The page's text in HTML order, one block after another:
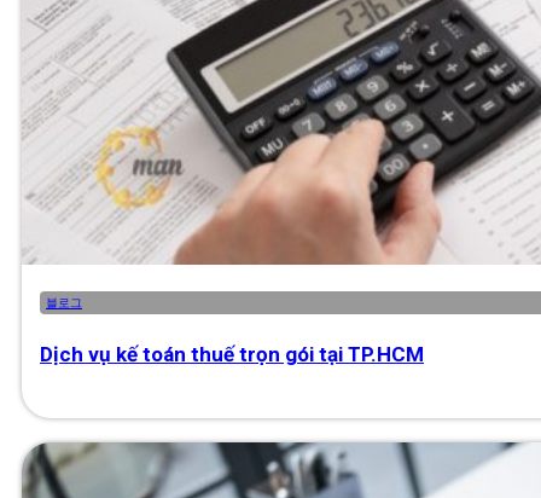
블로그
Dịch vụ kế toán thuế trọn gói tại TP.HCM